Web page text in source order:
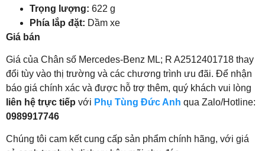
Trọng lượng: 622 g
Phía lắp đặt: Dầm xe
Giá bán
Giá của Chân số Mercedes-Benz ML; R A2512401718 thay
đổi tùy vào thị trường và các chương trình ưu đãi. Để nhận
báo giá chính xác và được hỗ trợ thêm, quý khách vui lòng
liên hệ trực tiếp với Phụ Tùng Đức Anh qua Zalo/Hotline:
0989917746
Chúng tôi cam kết cung cấp sản phẩm chính hãng, với giá